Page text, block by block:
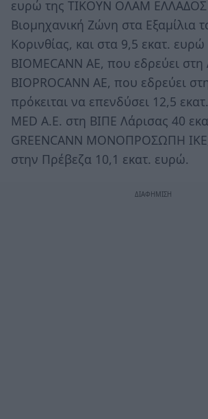
ευρώ της ΤΙΚΟΥΝ ΟΛΑΜ ΕΛΛΑΔΟΣ
Βιομηχανική Ζώνη στα Εξαμίλια
Κορινθίας, και στα 9,5 εκατ. ευρώ
BIOMECANN AE, που εδρεύει
BIOPROCANN AE, που εδρεύει
πρόκειται να επενδύσει 12,5
MED A.E. στη ΒΙΠΕ Λάρισας 40
GREENCANN ΜΟΝΟΠΡΟΣΩΠΗ
στην Πρέβεζα 10,1 εκατ. ευρώ.